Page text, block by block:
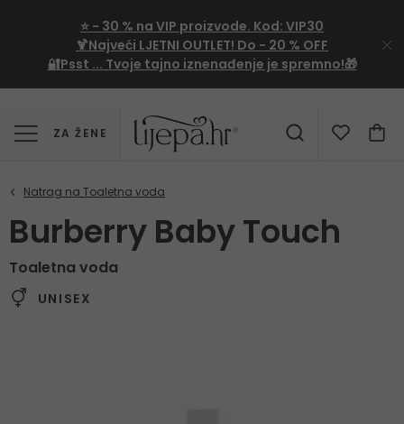
⭐ - 30 % na VIP proizvode. Kod: VIP30
🍹Najveći LJETNI OUTLET! Do - 20 % OFF
🔐Psst ... Tvoje tajno iznenađenje je spremno!🎁
ZA ŽENE
Burberry Baby Touch
Toaletna voda
UNISEX